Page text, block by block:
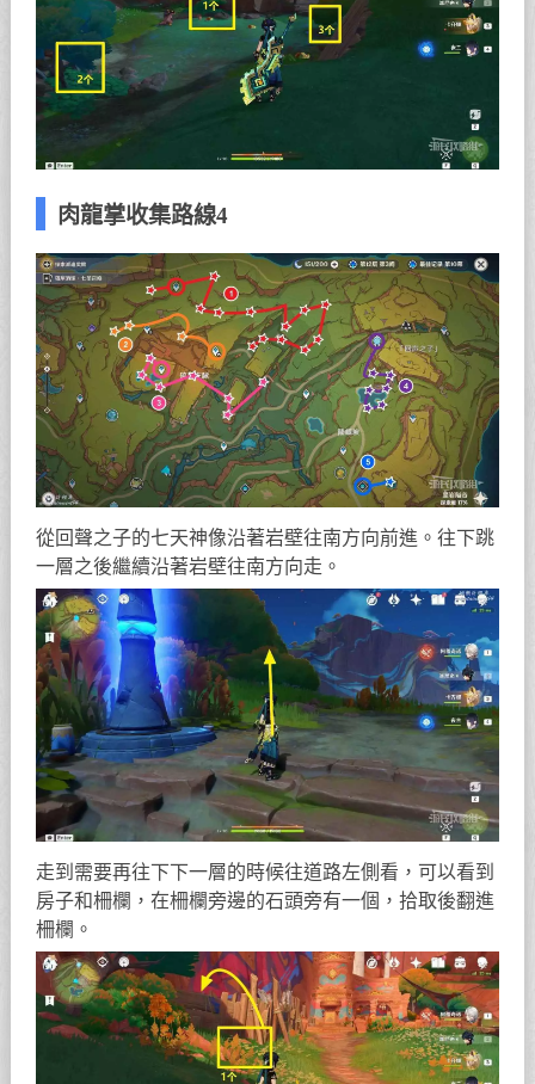
肉龍掌收集路線4
從回聲之子的七天神像沿著岩壁往南方向前進。往下跳
一層之後繼續沿著岩壁往南方向走。
走到需要再往下下一層的時候往道路左側看，可以看到
房子和柵欄，在柵欄旁邊的石頭旁有一個，拾取後翻進
柵欄。